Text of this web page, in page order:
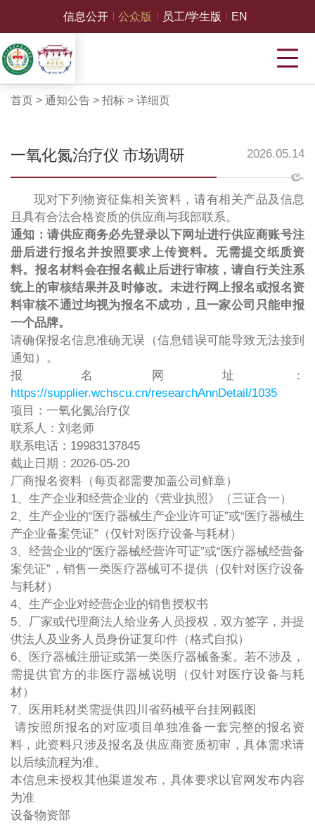
信息公开 公众版 员工/学生版 EN
首页 > 通知公告> 招标> 详细页
一氧化氮治疗仪 市场调研 2026.05.14
现对下列物资征集相关资料，请有相关产品及信息
且具有合法合格资质的供应商与我部联系。
通知：请供应商务必先登录以下网址进行供应商账号注
册后进行报名并按照要求上传资料。无需提交纸质资
料。报名材料会在报名截止后进行审核，请自行关注系
统上的审核结果并及时修改。未进行网上报名或报名资
料审核不通过均视为报名不成功，且一家公司只能申报
一个品牌。
请确保报名信息准确无误（信息错误可能导致无法接到
通知）。
报名网址：
https://supplier.wchscu.cn/researchAnnDetail/1035
项目：一氧化氮治疗仪
联系人：刘老师
联系电话：19983137845
截止日期：2026-05-20
厂商报名资料（每页都需要加盖公司鲜章）
1、生产企业和经营企业的《营业执照》（三证合一）
2、生产企业的“医疗器械生产企业许可证”或“医疗器械生
产企业备案凭证”（仅针对医疗设备与耗材）
3、经营企业的“医疗器械经营许可证”或“医疗器械经营备
案凭证”，销售一类医疗器械可不提供（仅针对医疗设备
与耗材）
4、生产企业对经营企业的销售授权书
5、厂家或代理商法人给业务人员授权，双方签字，并提
供法人及业务人员身份证复印件（格式自拟）
6、医疗器械注册证或第一类医疗器械备案。若不涉及，
需提供官方的非医疗器械说明（仅针对医疗设备与耗
材）
7、医用耗材类需提供四川省药械平台挂网截图
请按照所报名的对应项目单独准备一套完整的报名资
料，此资料只涉及报名及供应商资质初审，具体需求请
以后续流程为准。
本信息未授权其他渠道发布，具体要求以官网发布内容
为准
设备物资部